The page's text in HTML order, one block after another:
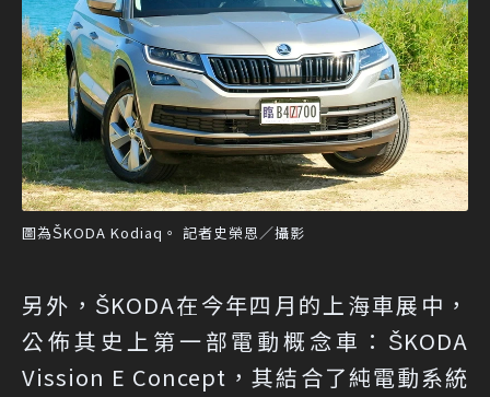
圖為ŠKODA Kodiaq。 記者史榮恩／攝影
另外，ŠKODA在今年四月的上海車展中，
公佈其史上第一部電動概念車：ŠKODA
Vission E Concept，其結合了純電動系統